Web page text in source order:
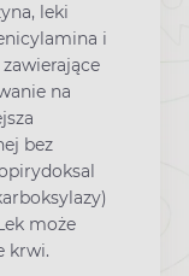
leki
i
na
bez
może
krwi.